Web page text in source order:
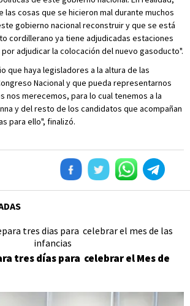
las cosas que se hicieron mal durante muchos
gobierno nacional reconstruir y que se está
cordillerano ya tiene adjudicadas estaciones
adjudicar la colocación del nuevo gasoducto".
que haya legisladores a la altura de las
Nacional y que pueda representarnos
nos merecemos, para lo cual tenemos a la
y del resto de los candidatos que acompañan
para ello", finalizó.
tres días para celebrar el Mes de